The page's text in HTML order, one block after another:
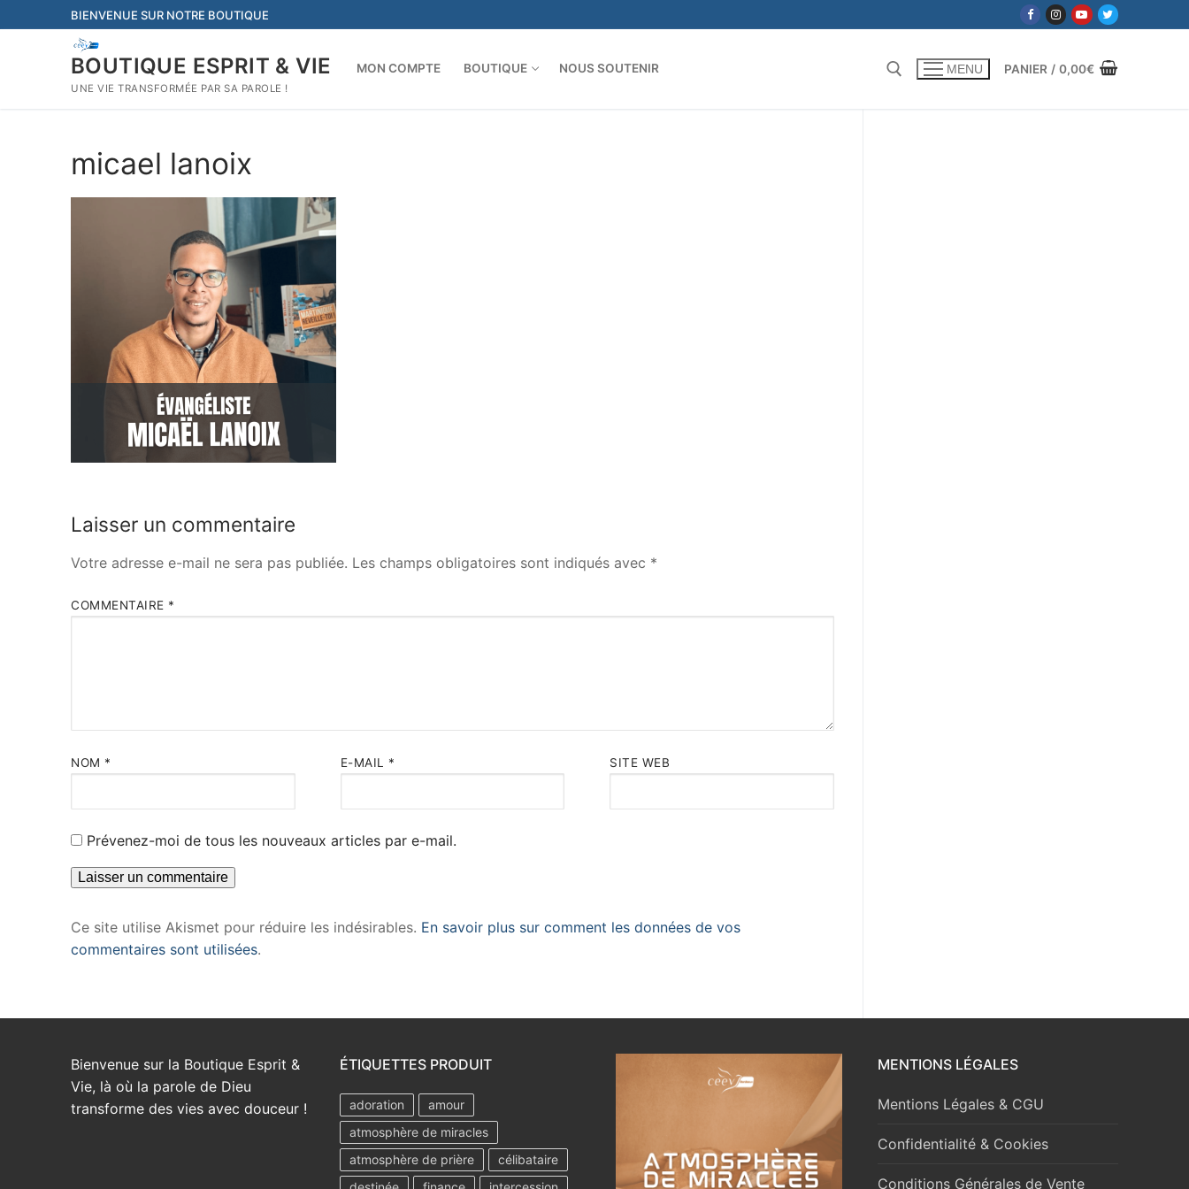
au
BIENVENUE SUR NOTRE BOUTIQUE
BOUTIQUE ESPRIT & VIE
UNE VIE TRANSFORMÉE PAR SA PAROLE !
MON COMPTE BOUTIQUE NOUS SOUTENIR MENU PANIER / 0,00€
micael lanoix
Laisser un commentaire
Votre adresse e-mail ne sera pas publiée. Les champs obligatoires sont indiqués avec *
COMMENTAIRE *
NOM * E-MAIL * SITE WEB
Prévenez-moi de tous les nouveaux articles par e-mail.
Ce site utilise Akismet pour réduire les indésirables. En savoir plus sur comment les données de vos
commentaires sont utilisées.
Bienvenue sur la Boutique Esprit &
Vie, là où la parole de Dieu
transforme des vies avec douceur !
ÉTIQUETTES PRODUIT
adoration
amour
atmosphère de miracles
atmosphère de prière
célibataire
MENTIONS LÉGALES
Mentions Légales & CGU
Confidentialité & Cookies
Conditions Générales de Vente